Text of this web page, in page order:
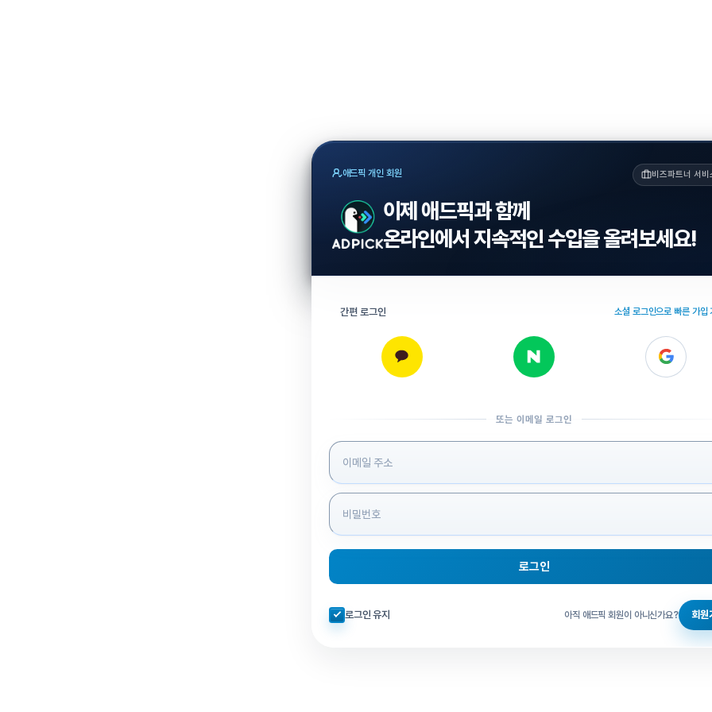
애드픽 개인 회원 비즈파트너 서비
이제 애드픽과 함께
온라인에서 지속적인 수입을 올려보세요!
간편 로그인 소셜 로그인으로 빠른 가입
또는 이메일 로그인
로그인 정보 입력
로그인
자동로그인 체크
로그인 유지 아직 애드픽 회원이 아니신가요? 회원